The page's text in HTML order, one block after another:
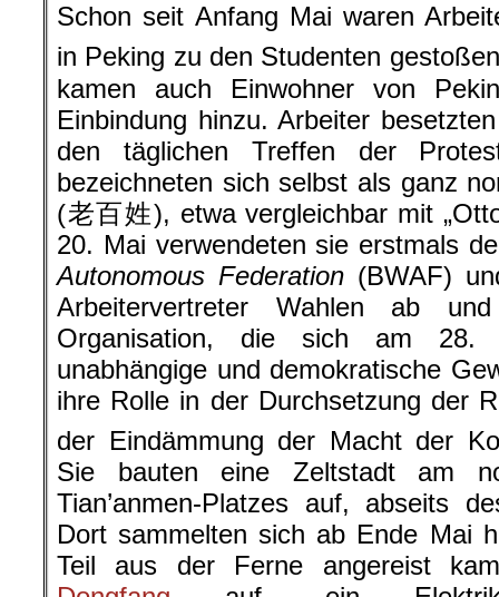
Schon seit Anfang Mai waren
in Peking zu den Studenten
kamen auch Einwohner von
Einbindung hinzu. Arbeiter
den täglichen Treffen der
bezeichneten sich selbst als ganz
(老百姓), etwa vergleichbar mit
20. Mai verwendeten sie erstmals
Autonomous Federation (BWAF)
Arbeitervertreter Wahlen ab
Organisation, die sich am
unabhängige und demokratische
ihre Rolle in der Durchsetzung der
der Eindämmung der Macht der
Sie bauten eine Zeltstadt am
Tian’anmen-Platzes auf, abseits
Dort sammelten sich ab Ende Mai
Teil aus der Ferne angereist